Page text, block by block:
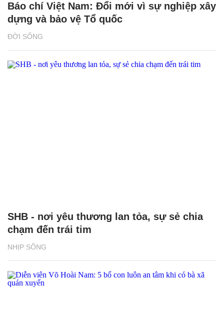
ĐỜI SỐNG
Báo chí Việt Nam: Đổi mới vì sự nghiệp xây
dựng và bảo vệ Tổ quốc
NHỊP SỐNG
SHB - nơi yêu thương lan tỏa, sự sẻ chia
chạm đến trái tim